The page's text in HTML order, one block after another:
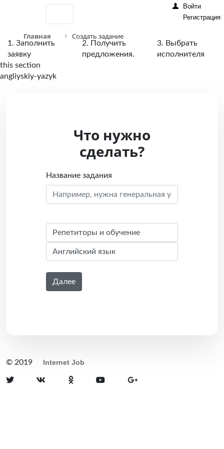
Войти
Регистрация
Главная Создать задание
1. Заполнить
заявку
2. Получить
предложения.
3. Выбрать
исполнителя
this section
angliyskiy-yazyk
Что нужно
сделать?
Название задания
Далее
© 2019 Internet Job